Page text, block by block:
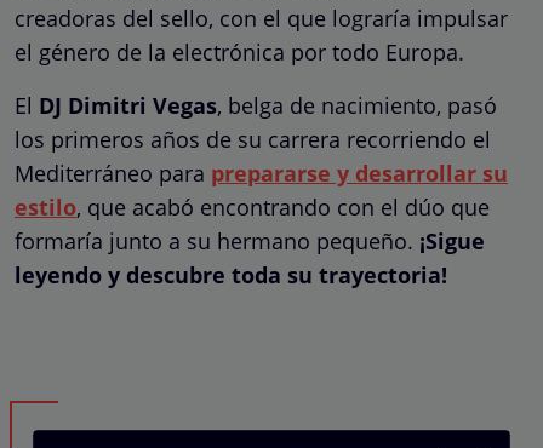
creadoras del sello, con el que lograría impulsar
el género de la electrónica por todo Europa.
El DJ Dimitri Vegas, belga de nacimiento, pasó
los primeros años de su carrera recorriendo el
Mediterráneo para prepararse y desarrollar su
estilo, que acabó encontrando con el dúo que
formaría junto a su hermano pequeño. ¡Sigue
leyendo y descubre toda su trayectoria!